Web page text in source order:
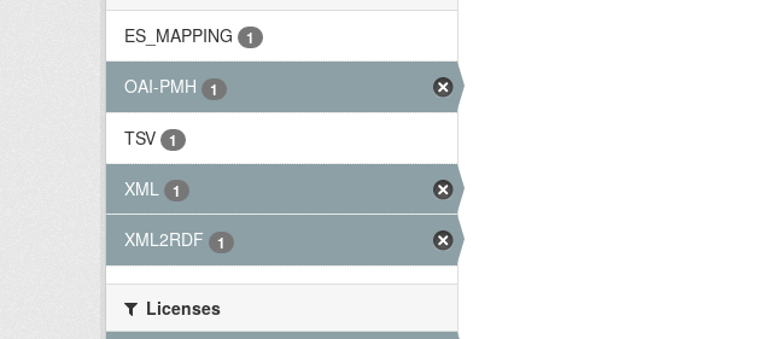
ES_MAPPING
1
OAI-PMH 1
TSV 1
XML 1
XML2RDF 1
Licenses